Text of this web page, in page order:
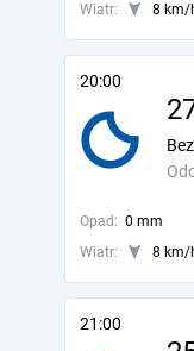
Wiatr:
8 km/
20:00
Opad: 0 mm
Wiatr:
8 km/
21:00